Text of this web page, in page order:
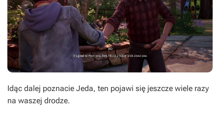
Idąc dalej poznacie Jeda, ten pojawi się jeszcze wiele razy
na waszej drodze.